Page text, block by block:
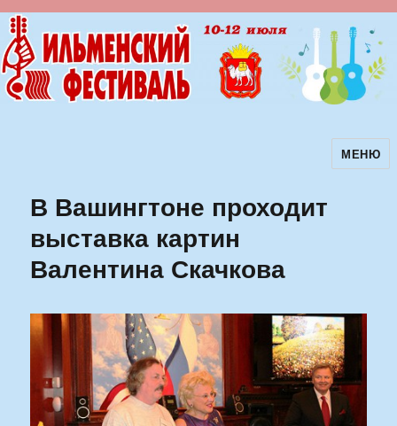
Ильменский фестиваль авторскойМЕНЮ
В Вашингтоне проходит
выставка картин
Валентина Скачкова